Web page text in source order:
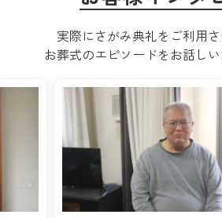
実際にさがみ典礼をご利用
お葬式のエピソードをお話しい